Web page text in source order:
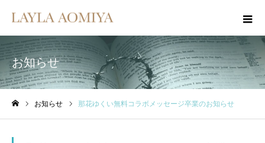
お知らせ
お知らせ 那花ゆくい無料コラボメッセージ卒業のお知らせ